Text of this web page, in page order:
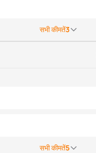
सभी कीमतें3
सभी कीमतें5